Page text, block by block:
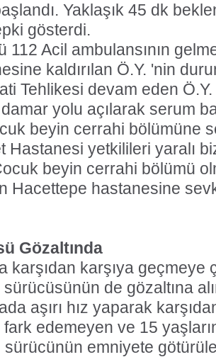
Yaklaşık 45 dk
gösterdi.
112 Acil ambulansının
kaldırılan Ö.Y. 'nin
Tehlikesi devam eden
yolu açılarak serum
beyin cerrahi bölümüne
Hastanesi yetkilileri yaralı
beyin cerrahi bölümü
Hacettepe hastanesine
Gözaltında
karşıdan karşıya geçmeye
de gözaltına
aşırı hız yaparak
fark edemeyen ve 15
sürücünün emniyete